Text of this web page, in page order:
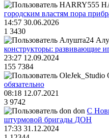
городским властям пора
14:57 30.06.2026
1 3430
конструкторы: развивающие
23:27 12.09.2024
155 7384
обязательно
08:18 12.07.2021
3 9742
don С
штурмовой бригады ДОН
17:33 31.12.2024